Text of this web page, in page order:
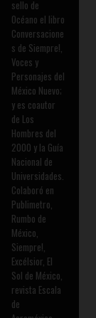
sello de
Océano el libro
Conversacione
s de Siempre!,
Voces y
Personajes del
México Nuevo;
y es coautor
de Los
Hombres del
2000 y la Guía
Nacional de
Universidades.
Colaboró en
Publimetro,
Rumbo de
México,
Siempre!,
Excélsior, El
Sol de México,
revista Escala
de